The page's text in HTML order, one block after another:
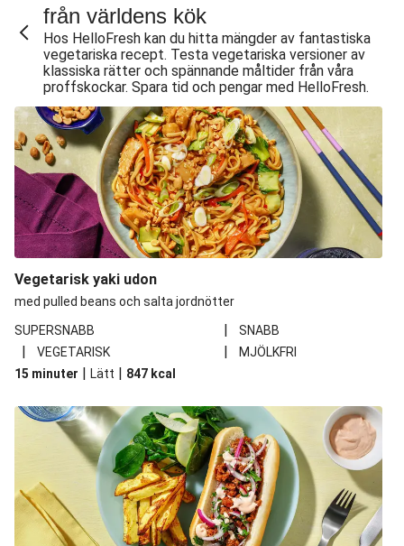
från världens kök
Hos HelloFresh kan du hitta mängder av fantastiska
vegetariska recept. Testa vegetariska versioner av
klassiska rätter och spännande måltider från våra
proffskockar. Spara tid och pengar med HelloFresh.
Vegetarisk yaki udon
med pulled beans och salta jordnötter
SUPERSNABB
| SNABB
| VEGETARISK |
MJÖLKFRI
15 minuter | Lätt | 847 kcal